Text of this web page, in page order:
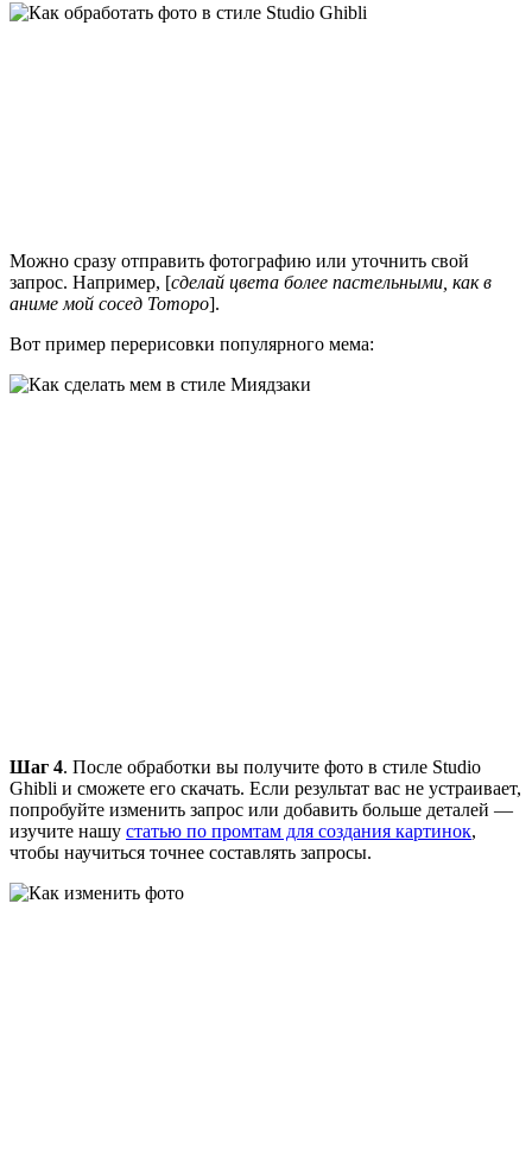
Можно сразу отправить фотографию или уточнить свой
запрос. Например, [сделай цвета более пастельными, как в
аниме мой сосед Тоторо].
Вот пример перерисовки популярного мема:
Шаг 4. После обработки вы получите фото в стиле Studio
Ghibli и сможете его скачать. Если результат вас не устраивает,
попробуйте изменить запрос или добавить больше деталей —
изучите нашу статью по промтам для создания картинок,
чтобы научиться точнее составлять запросы.